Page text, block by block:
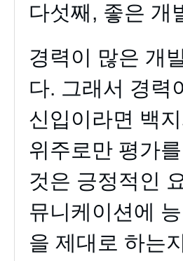
다섯째, 좋은 개
경력이 많은 개
다. 그래서 경력
신입이라면 백
위주로만 평가
것은 긍정적인
뮤니케이션에
을 제대로 하는